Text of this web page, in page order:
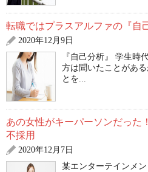
転職ではプラスアルファの『自
2020年12月9日
『自己分析』 学生時
方は聞いたことがあ
とを...
あの女性がキーパーソンだった
不採用
2020年12月7日
某エンターテインメ